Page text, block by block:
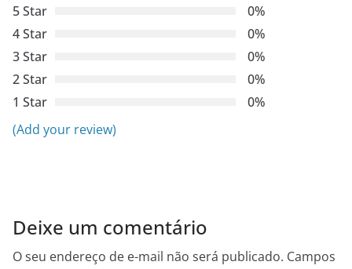
5 Star
0%
4 Star
0%
3 Star
0%
2 Star
0%
1 Star
0%
(Add your review)
Deixe um comentário
O seu endereço de e-mail não será publicado. Campos